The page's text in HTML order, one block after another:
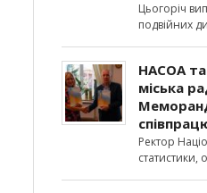
Цьогоріч
подвійних
НАСОА та
міська
Ректор
статистики,